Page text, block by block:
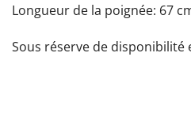
Longueur de la poignée: 67
Sous réserve de disponibilité